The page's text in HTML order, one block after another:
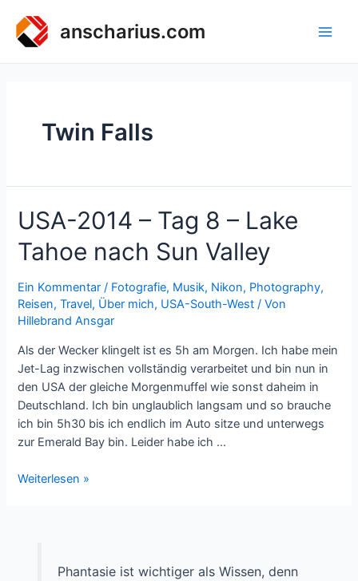
Inhalt
springen
anscharius.com
Twin Falls
USA-2014 – Tag 8 – Lake
Tahoe nach Sun Valley
Ein Kommentar / Fotografie, Musik, Nikon, Photography,
Reisen,Travel, Über mich, USA-South-West / Von
Hillebrand Ansgar
Als der Wecker klingelt ist es 5h am Morgen. Ich habe mein
Jet-Lag inzwischen vollständig verarbeitet und bin nun in
den USA der gleiche Morgenmuffel wie sonst daheim in
Deutschland. Ich bin unglaublich langsam und so brauche
ich bin 5h30 bis ich endlich im Auto sitze und unterwegs
zur Emerald Bay bin. Leider habe ich …
USA-
Weiterlesen »
Phantasie ist wichtiger als Wissen, denn